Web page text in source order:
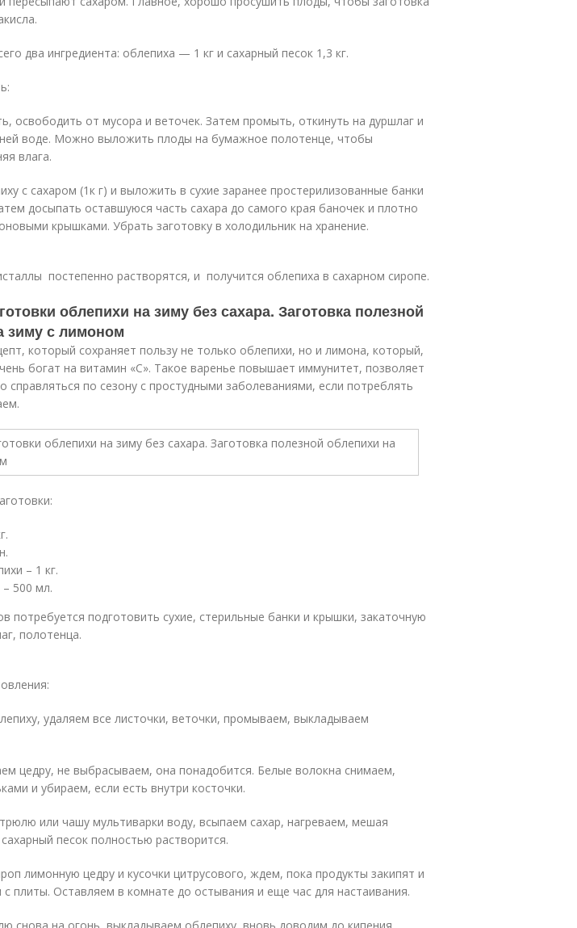
два ингредиента: облепиха — 1 кг и сахарный песок 1,3 кг.
освободить от мусора и веточек. Затем промыть, откинуть на дуршлаг и
воде. Можно выложить плоды на бумажное полотенце, чтобы
влага.
с сахаром (1к г) и выложить в сухие заранее простерилизованные банки
досыпать оставшуюся часть сахара до самого края баночек и плотно
крышками. Убрать заготовку в холодильник на хранение.
постепенно растворятся, и получится облепиха в сахарном сиропе.
облепихи на зиму без сахара. Заготовка полезной
зиму с лимоном
который сохраняет пользу не только облепихи, но и лимона, который,
богат на витамин «С». Такое варенье повышает иммунитет, позволяет
справляться по сезону с простудными заболеваниями, если потреблять
– 1 кг.
500 мл.
потребуется подготовить сухие, стерильные банки и крышки, закаточную
полотенца.
удаляем все листочки, веточки, промываем, выкладываем
цедру, не выбрасываем, она понадобится. Белые волокна снимаем,
и убираем, если есть внутри косточки.
или чашу мультиварки воду, всыпаем сахар, нагреваем, мешая
песок полностью растворится.
лимонную цедру и кусочки цитрусового, ждем, пока продукты закипят и
плиты. Оставляем в комнате до остывания и еще час для настаивания.